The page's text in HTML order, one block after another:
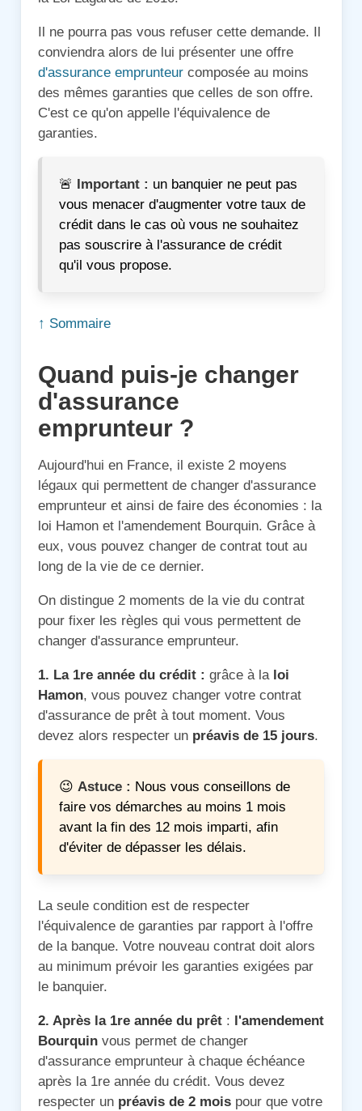
Il ne pourra pas vous refuser cette demande. Il
conviendra alors de lui présenter une offre
d'assurance emprunteurcomposée au moins
des mêmes garanties que celles de son offre.
C'est ce qu'on appelle l'équivalence de
garanties.
🚨 Important : un banquier ne peut pas
vous menacer d'augmenter votre taux de
crédit dans le cas où vous ne souhaitez
pas souscrire à l'assurance de crédit
qu'il vous propose.
↑ Sommaire
Quand puis-je changer
d'assurance
emprunteur ?
Aujourd'hui en France, il existe 2 moyens
légaux qui permettent de changer d'assurance
emprunteur et ainsi de faire des économies : la
loi Hamon et l'amendement Bourquin. Grâce à
eux, vous pouvez changer de contrat tout au
long de la vie de ce dernier.
On distingue 2 moments de la vie du contrat
pour fixer les règles qui vous permettent de
changer d'assurance emprunteur.
1. La 1re année du crédit : grâce à la loi
Hamon, vous pouvez changer votre contrat
d'assurance de prêt à tout moment. Vous
devez alors respecter un préavis de 15 jours.
😉 Astuce : Nous vous conseillons de
faire vos démarches au moins 1 mois
avant la fin des 12 mois imparti, afin
d'éviter de dépasser les délais.
La seule condition est de respecter
l'équivalence de garanties par rapport à l'offre
de la banque. Votre nouveau contrat doit alors
au minimum prévoir les garanties exigées par
le banquier.
2. Après la 1re année du prêt: l'amendement
Bourquinvous permet de changer
d'assurance emprunteur à chaque échéance
après la 1re année du crédit. Vous devez
respecter unpréavis de 2 moispour que votre